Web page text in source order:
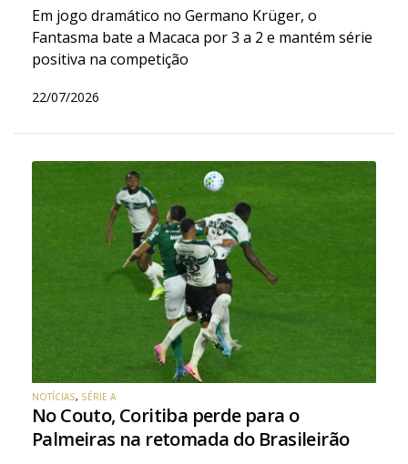
Em jogo dramático no Germano Krüger, o
Fantasma bate a Macaca por 3 a 2 e mantém série
positiva na competição
22/07/2026
NOTÍCIAS, SÉRIE A
No Couto, Coritiba perde para o
Palmeiras na retomada do Brasileirão